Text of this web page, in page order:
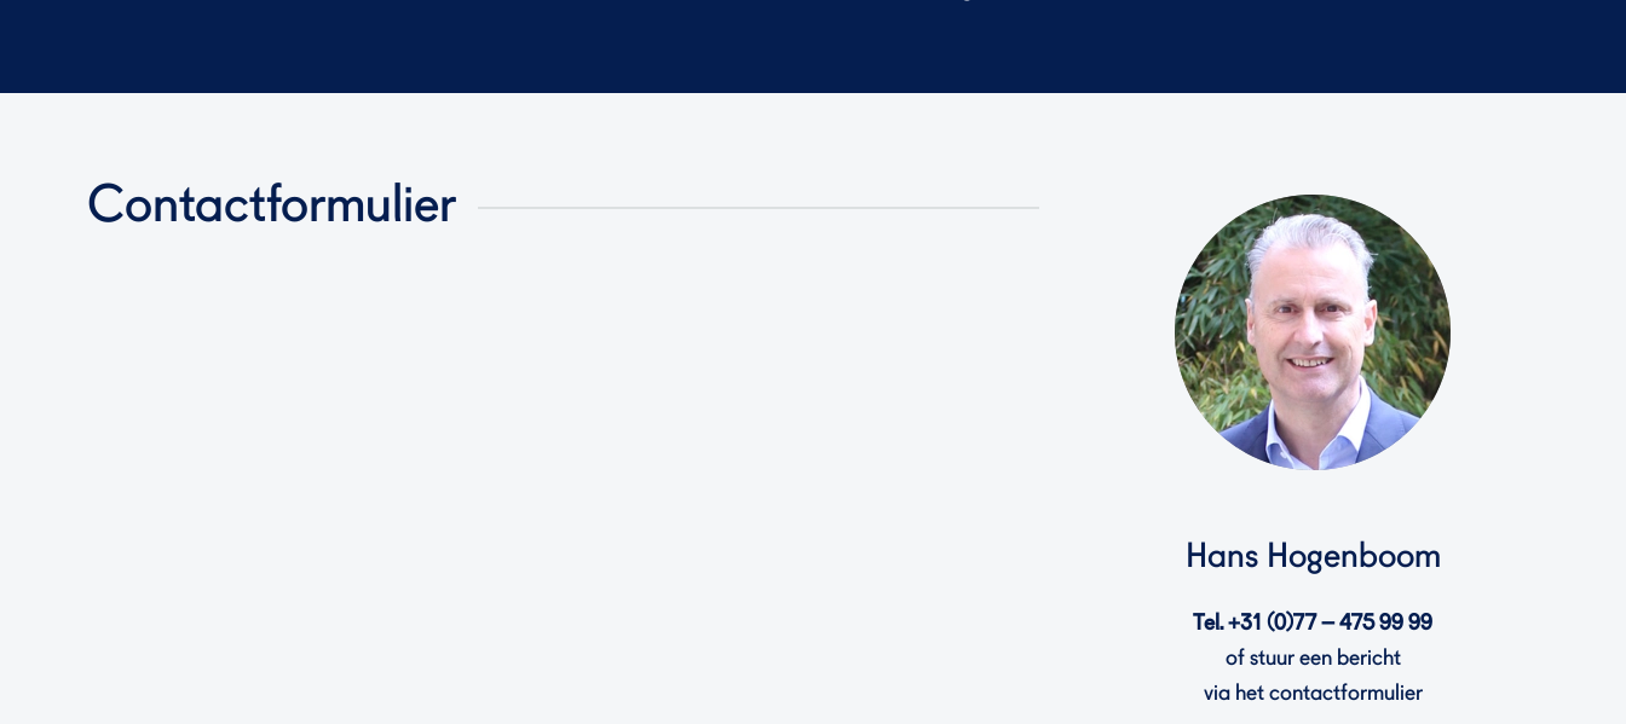
Contactformulier
Hans Hogenboom
Tel. +31 (0)77 – 475 99 99
of stuur een bericht
via het contactformulier